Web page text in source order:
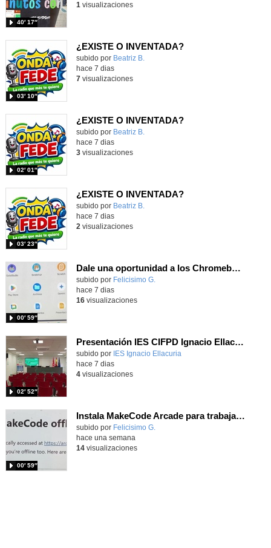
40′ 17″
1 visualizaciones
¿EXISTE O INVENTADA?
Contenido educativo.
subido por Beatriz B.
03′ 10″
hace 7 dias
7visualizaciones
¿EXISTE O INVENTADA?
Contenido educativo.
subido por Beatriz B.
02′ 01″
hace 7 dias
3visualizaciones
¿EXISTE O INVENTADA?
Contenido educativo.
subido por Beatriz B.
03′ 23″
hace 7 dias
2 visualizaciones
Dale una oportunidad a los Chromebooks y utiliza un proyector para realizar talleres si no tienes pantallas táctiles
Contenido educativo.
subido por Felicisimo G.
00′ 59″
hace 7 dias
16visualizaciones
Presentación IES CIFPD Ignacio Ellacuría
Contenido educativo.
subido por IES Ignacio Ellacuria
02′ 52″
hace 7 dias
4visualizaciones
Instala MakeCode Arcade para trabajar offline en tu tablet, ordenador, Chromebook
Contenido educativo.
subido por Felicisimo G.
00′ 59″
hace una semana
14visualizaciones